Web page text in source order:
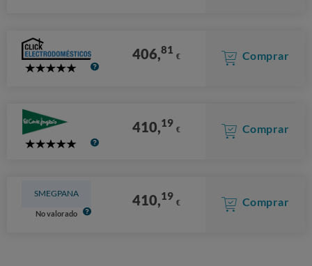
5
406,81 € Comprar
5
410,19 € Comprar
SMEGPANA
No valorado
410,19 € Comprar